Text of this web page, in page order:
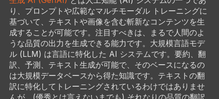
り、プロンプトや広範なマルチモーダル トレーニングに
基づいて、テキストや画像を含む斬新なコンテンツを生
成することが可能です。注目すべきは、まるで人間のよ
うな品質の出力を生成できる能力です。大規模言語モデ
ル (LLM) は言語に特化した AI システムです。要約、翻
訳、予測、テキスト生成が可能で、そのベースになるの
は大規模データベースから得た知識です。テキストの翻
訳に特化してトレーニングされているわけではありませ
んが、(優秀とは言えないまでも) それなりの品質の翻訳